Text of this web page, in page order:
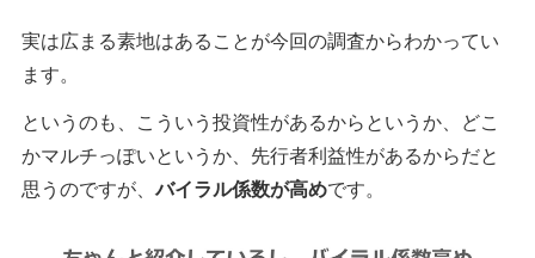
実は広まる素地はあることが今回の調査からわかってい
ます。
というのも、こういう投資性があるからというか、どこ
かマルチっぽいというか、先行者利益性があるからだと
思うのですが、バイラル係数が高めです。